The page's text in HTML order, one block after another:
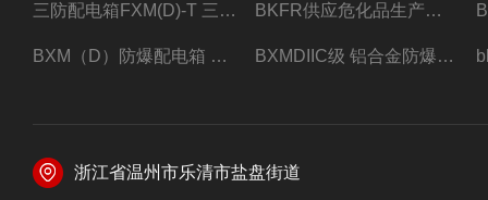
三防配电箱FXM(D)-T 三防型黑色工程塑料 BKFR供应危化品生产车间1.5匹2匹3匹5匹防爆空调
BXM（D）防爆配电箱 防爆照明动力箱厂家 定做 BXMDIIC级 铝合金防爆照明动力配电箱 加工定做
浙江省温州市乐清市盐盘街道